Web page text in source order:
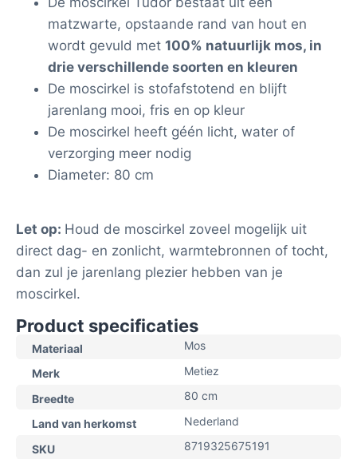
matzwarte, opstaande rand van hout en
wordt gevuld met 100% natuurlijk mos, in
drie verschillende soorten en kleuren
De moscirkel is stofafstotend en blijft
jarenlang mooi, fris en op kleur
De moscirkel heeft géén licht, water of
verzorging meer nodig
Diameter: 80 cm
Let op: Houd de moscirkel zoveel mogelijk uit
direct dag- en zonlicht, warmtebronnen of tocht,
dan zul je jarenlang plezier hebben van je
moscirkel.
Product specificaties
Materiaal Mos
Merk Metiez
Breedte 80 cm
Land van herkomst Nederland
SKU 8719325675191